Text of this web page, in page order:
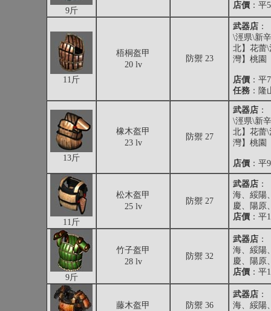
9斤
店價 ：平
11斤
梧桐盔甲
20 lv
防禦 23
武器店
\涇県\新
北】花蕾
灣】桃園
店價 ：平
任務 ：
13斤
橡木盔甲
23 lv
防禦 27
武器店
\涇県\新
北】花蕾
灣】桃園
店價 ：平
11斤
松木盔甲
25 lv
防禦 27
武器店
海、綏陽
慶、陽原
店價 ：平
9斤
竹子盔甲
28 lv
防禦 32
武器店
海、綏陽
慶、陽原
店價 ：平
藤木盔甲
防禦 36
武器店
海、綏陽